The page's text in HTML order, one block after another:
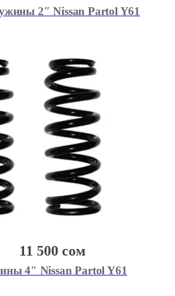
2″ Nissan Partol Y61
4″ Nissan Partol Y61
11 500 сом